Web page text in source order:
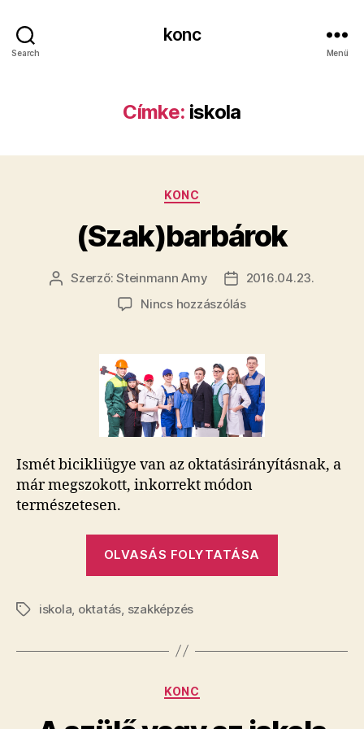
Search
konc
Menü
Címke: iskola
Kategóriák
KONC
(Szak)barbárok
Bejegyzés
Szerző:Steinmann Amy
Bejegyzés
dátuma
2016.04.23.
Nincs hozzászólása(z)
Ismét bicikliügye van az oktatásirányításnak, a
már megszokott, inkorrekt módon
természetesen.
OLVASÁS FOLYTATÁSA
Címkék
iskola oktatás szakképzés
Kategóriák
KONC